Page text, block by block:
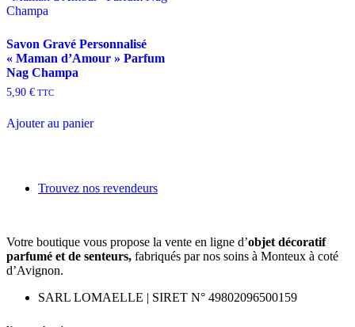
Savon Gravé Personnalisé
« Maman d’Amour » Parfum
Nag Champa
5,90 € TTC
Ajouter au panier
Trouvez nos revendeurs
Votre boutique vous propose la vente en ligne d’objet décoratif
parfumé et de senteurs, fabriqués par nos soins à Monteux à coté
d’Avignon.
SARL LOMAELLE | SIRET N° 49802096500159